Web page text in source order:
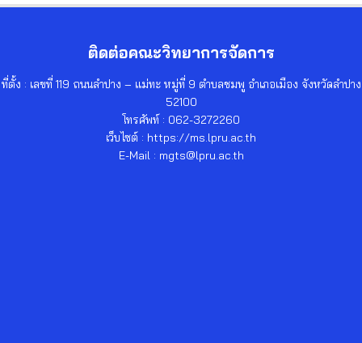
ติดต่อคณะวิทยาการจัดการ
ที่ตั้ง : เลขที่ 119 ถนนลำปาง – แม่ทะ หมู่ที่ 9 ตำบลชมพู อำเภอเมือง จังหวัดลำปาง
52100
โทรศัพท์ : 062-3272260
เว็บไซต์ : https://ms.lpru.ac.th
E-Mail : mgts@lpru.ac.th